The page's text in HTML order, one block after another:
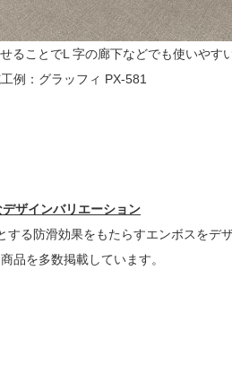
ることでL 字の廊下などでも使いやす
例：グラッフィ PX-581
ザインバリエーション
る防滑効果をもたらすエンボスをデ
品を多数掲載しています。